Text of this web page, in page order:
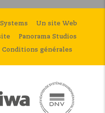
Conditions générales
Un site Web
Panorama Studios